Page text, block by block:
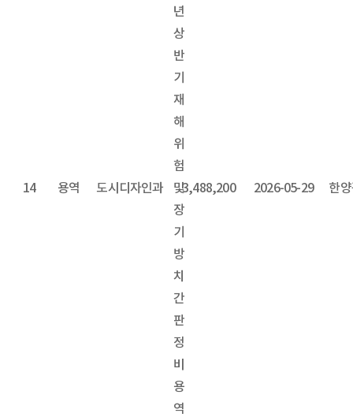
14 용역 도시디자인과
년
상
반
기
재
해
위
험
및
장
기
방
치
간
판
정
비
용
역
3,488,200 2026-05-29 한